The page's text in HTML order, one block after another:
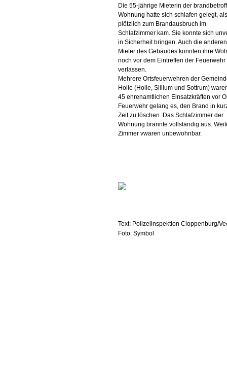
Die 55-jährige Mieterin der
Wohnung hatte sich schlafen gelegt,
plötzlich zum Brandausbruch im
Schlafzimmer kam. Sie konnte sich
in Sicherheit bringen. Auch die anderen
Mieter des Gebäudes konnten ihre
noch vor dem Eintreffen der Feuerwehr
verlassen.
Mehrere Ortsfeuerwehren der
Holle (Holle, Sillium und Sottrum)
45 ehrenamtlichen Einsatzkräften vor
Feuerwehr gelang es, den Brand in
Zeit zu löschen. Das Schlafzimmer der
Wohnung brannte vollständig aus.
Zimmer vwaren unbewohnbar.
Text: Polizeiinspektion Cloppenburg/
Foto: Symbol